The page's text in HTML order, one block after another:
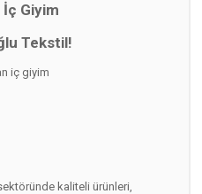
Giyim
Tekstil!
kaliteli ürünleri,